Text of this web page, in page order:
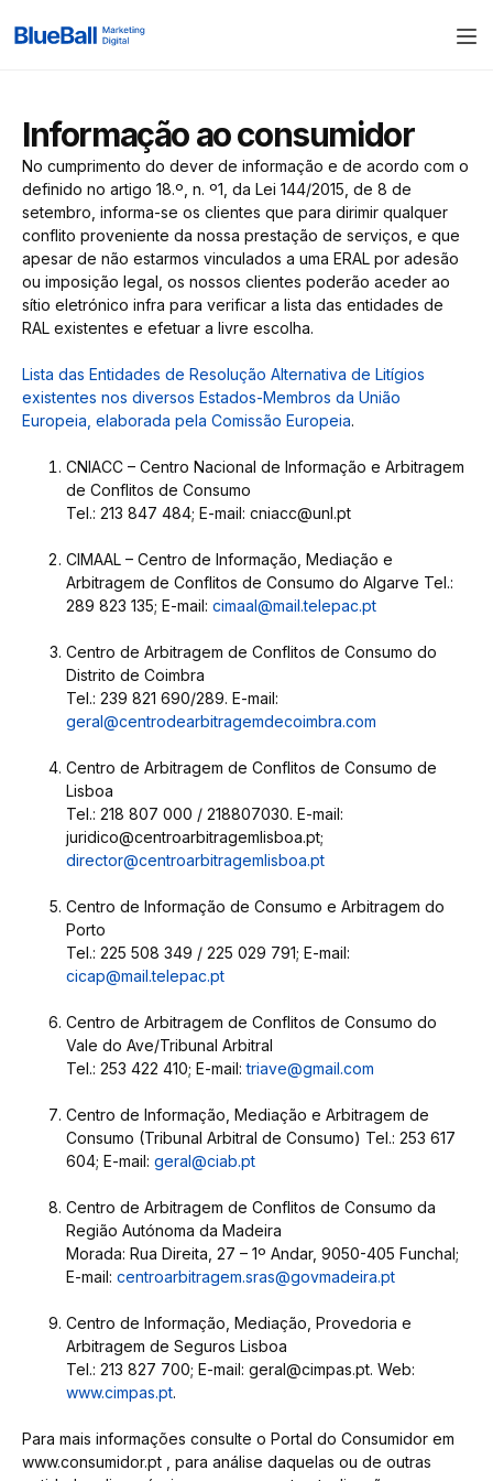
Informação ao consumidor
No cumprimento do dever de informação e de acordo com o
definido no artigo 18.º, n. º1, da Lei 144/2015, de 8 de
setembro, informa-se os clientes que para dirimir qualquer
conflito proveniente da nossa prestação de serviços, e que
apesar de não estarmos vinculados a uma ERAL por adesão
ou imposição legal, os nossos clientes poderão aceder ao
sítio eletrónico infra para verificar a lista das entidades de
RAL existentes e efetuar a livre escolha.
Lista das Entidades de Resolução Alternativa de Litígios
existentes nos diversos Estados-Membros da União
Europeia, elaborada pela Comissão Europeia.
CNIACC – Centro Nacional de Informação e Arbitragem
de Conflitos de Consumo
Tel.: 213 847 484; E-mail: cniacc@unl.pt
CIMAAL – Centro de Informação, Mediação e
Arbitragem de Conflitos de Consumo do Algarve Tel.:
289 823 135; E-mail: cimaal@mail.telepac.pt
Centro de Arbitragem de Conflitos de Consumo do
Distrito de Coimbra
Tel.: 239 821 690/289. E-mail:
geral@centrodearbitragemdecoimbra.com
Centro de Arbitragem de Conflitos de Consumo de
Lisboa
Tel.: 218 807 000 / 218807030. E-mail:
juridico@centroarbitragemlisboa.pt;
director@centroarbitragemlisboa.pt
Centro de Informação de Consumo e Arbitragem do
Porto
Tel.: 225 508 349 / 225 029 791; E-mail:
cicap@mail.telepac.pt
Centro de Arbitragem de Conflitos de Consumo do
Vale do Ave/Tribunal Arbitral
Tel.: 253 422 410; E-mail:triave@gmail.com
Centro de Informação, Mediação e Arbitragem de
Consumo (Tribunal Arbitral de Consumo) Tel.: 253 617
604; E-mail: geral@ciab.pt
Centro de Arbitragem de Conflitos de Consumo da
Região Autónoma da Madeira
Morada: Rua Direita, 27 – 1º Andar, 9050-405 Funchal;
E-mail: centroarbitragem.sras@govmadeira.pt
Centro de Informação, Mediação, Provedoria e
Arbitragem de Seguros Lisboa
Tel.: 213 827 700; E-mail: geral@cimpas.pt. Web:
www.cimpas.pt.
Para mais informações consulte o Portal do Consumidor em
www.consumidor.pt , para análise daquelas ou de outras